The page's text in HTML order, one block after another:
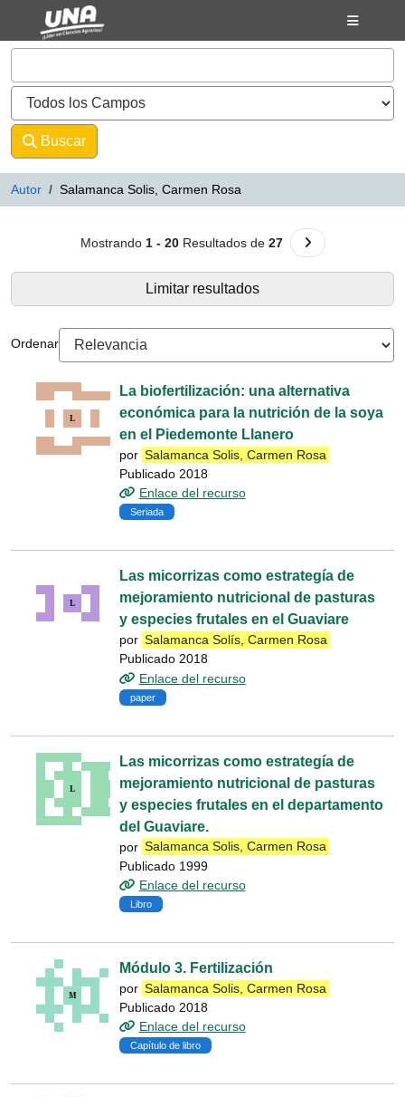
Mostrando1 - 20
Saltar al contenido
VuFind
Buscar
Autor Salamanca Solis, Carmen Rosa
Resultados de búsqueda -
Mostrando 1 - 20Resultados de 27 Ir a la Siguiente
Limitar resultados
Ordenar
La biofertilización: una alternativa
económica para la nutrición de la soya
en el Piedemonte Llanero
por Salamanca Solis, Carmen Rosa
Publicado 2018
Enlace del recurso
Seriada
Las micorrizas como estrategía de
mejoramiento nutricional de pasturas
y especies frutales en el Guaviare
por Salamanca Solís, Carmen Rosa
Publicado 2018
Enlace del recurso
paper
Las micorrizas como estrategía de
mejoramiento nutricional de pasturas
y especies frutales en el departamento
del Guaviare.
por Salamanca Solis, Carmen Rosa
Publicado 1999
Enlace del recurso
Libro
Módulo 3. Fertilización
por Salamanca Solis, Carmen Rosa
Publicado 2018
Enlace del recurso
Capítulo de libro